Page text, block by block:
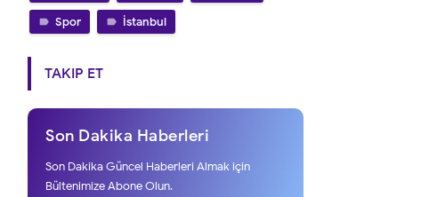
Spor İstanbul
TAKIP ET
Son Dakika Haberleri
Son Dakika Güncel Haberleri Almak için
Bültenimize Abone Olun.